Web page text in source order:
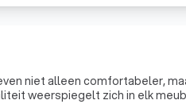
niet alleen comfortabeler,
weerspiegelt zich in elk